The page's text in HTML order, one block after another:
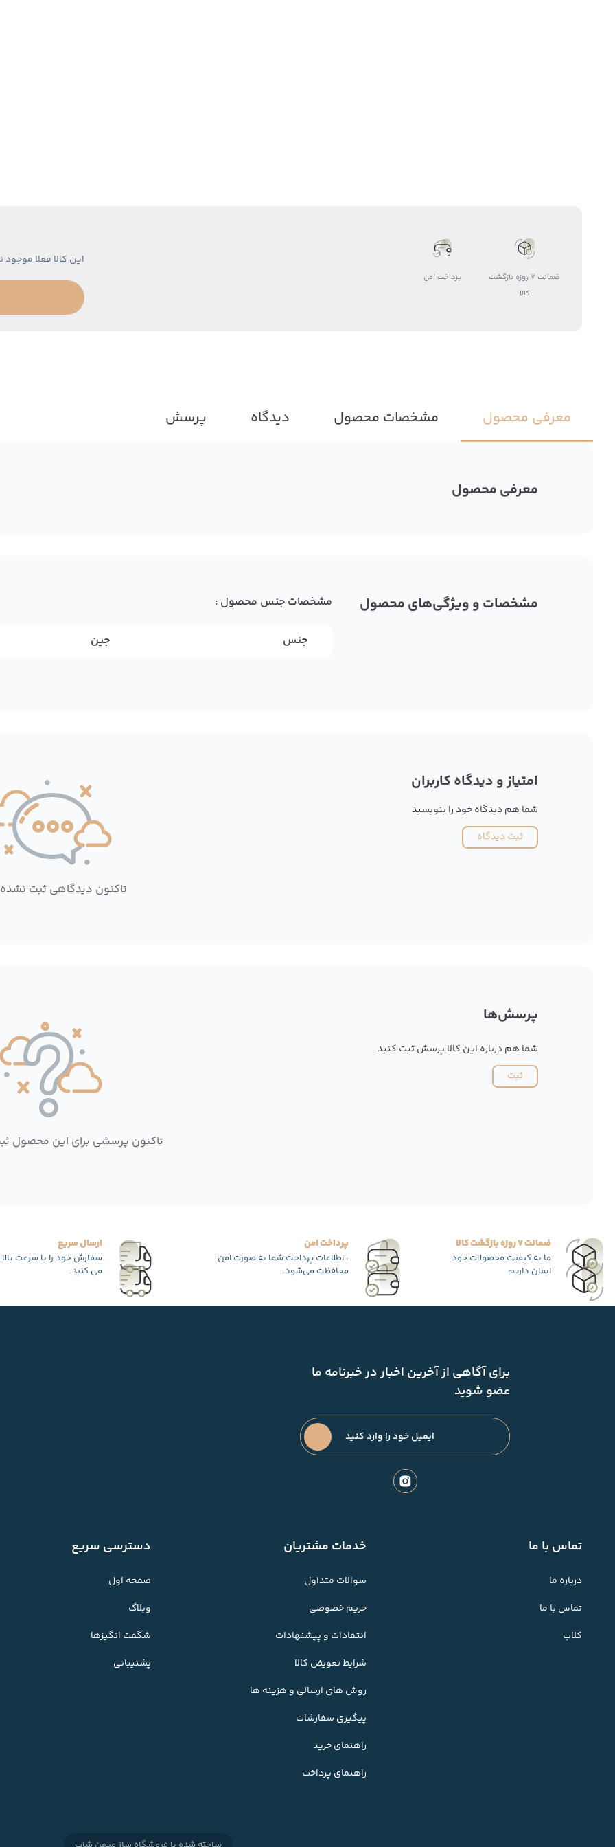
ضمانت 7 روزه بازگشت
کالا
پرداخت امن
این کالا فعلا
معرفی محصول مشخصات محصول دیدگاه پرسش
معرفی محصول
مشخصات و ویژگی‌های محصول مشخصات جنس محصول :
جنس جین
امتیاز و دیدگاه کاربران
شما هم دیدگاه خود را بنویسید
ثبت دیدگاه
تاکنون دیدگاهی ثبت
پرسش‌ها
شما هم درباره این کالا پرسش ثبت کنید
ثبت
تاکنون پرسشی برای این محصول
ضمانت 7 روزه بازگشت کالا
ما به کیفیت محصولات خود
ایمان داریم
پرداخت امن
، اطلاعات پرداخت شما به صورت امن
محافظت می‌شود.
ارسال سریع
سفارش خود را با سرعت
می کنید.
برای آگاهی از آخرین اخبار در خبرنامه ما
عضو شوید
تماس با ما
درباره ما
تماس با ما
کلاب
خدمات مشتریان
سوالات متداول
حریم خصوصی
انتقادات و پیشنهادات
شرایط تعویض کالا
روش های ارسالی و هزینه ها
پیگیری سفارشات
راهنمای خرید
راهنمای پرداخت
دسترسی سریع
صفحه اول
وبلاگ
شگفت انگیزها
پشتیبانی